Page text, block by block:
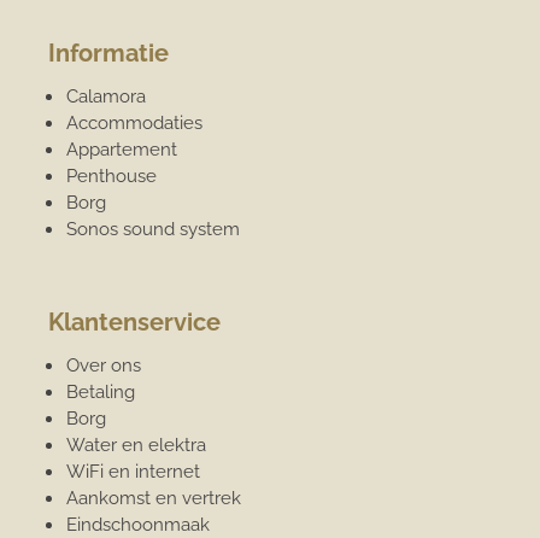
Informatie
Calamora
Accommodaties
Appartement
Penthouse
Borg
Sonos sound system
Klantenservice
Over ons
Betaling
Borg
Water en elektra
WiFi en internet
Aankomst en vertrek
Eindschoonmaak